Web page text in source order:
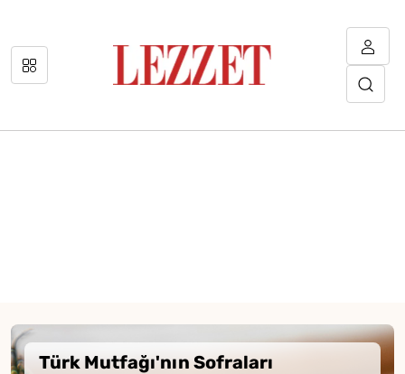
Türk Mutfağı'nın Sofraları